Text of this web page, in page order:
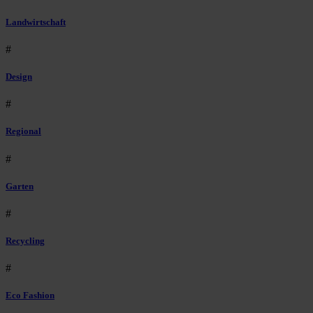
Landwirtschaft
#
Design
#
Regional
#
Garten
#
Recycling
#
Eco Fashion